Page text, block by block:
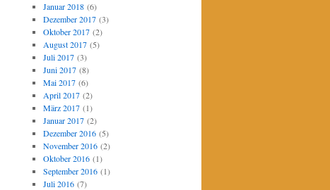
Januar 2018(6)
Dezember 2017(3)
Oktober 2017(2)
August 2017(5)
Juli 2017(3)
Juni 2017(8)
Mai 2017(6)
April 2017(2)
März 2017(1)
Januar 2017(2)
Dezember 2016(5)
November 2016(2)
Oktober 2016(1)
September 2016(1)
Juli 2016(7)